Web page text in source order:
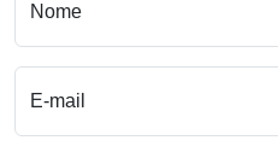
Nome
E-mail